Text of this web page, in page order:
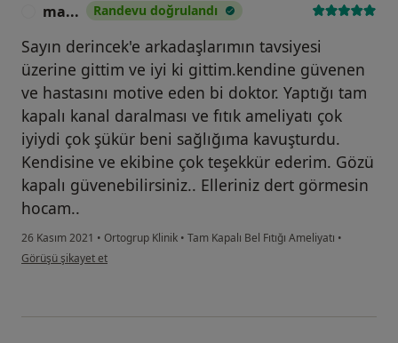
ma... Randevu doğrulandı
Sayın derincek'e arkadaşlarımın tavsiyesi
üzerine gittim ve iyi ki gittim.kendine güvenen
ve hastasını motive eden bi doktor. Yaptığı tam
kapalı kanal daralması ve fıtık ameliyatı çok
iyiydi çok şükür beni sağlığıma kavuşturdu.
Kendisine ve ekibine çok teşekkür ederim. Gözü
kapalı güvenebilirsiniz.. Elleriniz dert görmesin
hocam..
26 Kasım 2021 • Ortogrup Klinik • Tam Kapalı Bel Fıtığı Ameliyatı •
kullanıcının görüşüne göre ma...
Görüşü şikayet et